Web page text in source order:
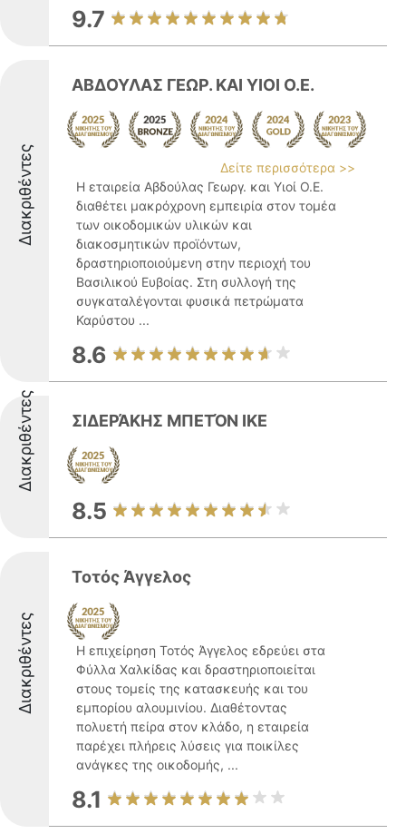
9.7
Διακριθέντες
ΑΒΔΟΥΛΑΣ ΓΕΩΡ. ΚΑΙ ΥΙΟΙ Ο.Ε.
Δείτε περισσότερα >>
Η εταιρεία Αβδούλας Γεωργ. και Υιοί Ο.Ε.
διαθέτει μακρόχρονη εμπειρία στον τομέα
των οικοδομικών υλικών και
διακοσμητικών προϊόντων,
δραστηριοποιούμενη στην περιοχή του
Βασιλικού Ευβοίας. Στη συλλογή της
συγκαταλέγονται φυσικά πετρώματα
Καρύστου ...
8.6
Διακριθέντες ΣΙΔΕΡΆΚΗΣ ΜΠΕΤΌΝ ΙΚΕ
8.5
Διακριθέντες
Τοτός Άγγελος
Η επιχείρηση Τοτός Άγγελος εδρεύει στα
Φύλλα Χαλκίδας και δραστηριοποιείται
στους τομείς της κατασκευής και του
εμπορίου αλουμινίου. Διαθέτοντας
πολυετή πείρα στον κλάδο, η εταιρεία
παρέχει πλήρεις λύσεις για ποικίλες
ανάγκες της οικοδομής, ...
8.1